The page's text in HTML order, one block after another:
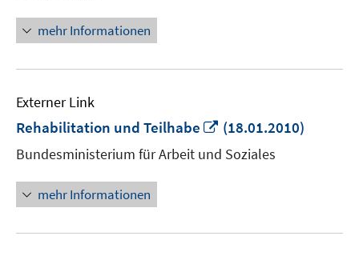
mehr Informationen
Externer Link
Rehabilitation und Teilhabe
In
neuem
Fenster
(18.01.2010)
Bundesministerium für Arbeit und Soziales
mehr Informationen